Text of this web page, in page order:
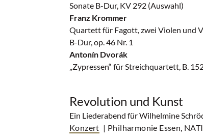
Sonate B-Dur, KV 292 (Auswahl)
Franz Krommer
Quartett für Fagott, zwei Violen und
B-Dur, op. 46 Nr. 1
Antonín Dvorák
„Zypressen“ für Streichquartett, B.
Revolution und Kunst
Ein Liederabend für Wilhelmine
Konzert | Philharmonie Essen,